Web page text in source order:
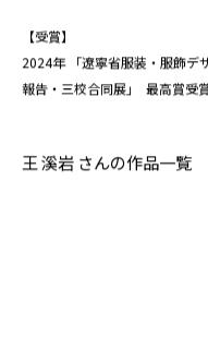
【受賞】
2024年 「遼寧省服装・服飾デ
報告・三校合同展」 最高賞受
王 溪岩 さんの作品一覧